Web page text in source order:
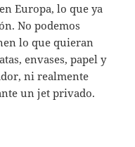
Europa, lo que ya
No podemos
lo que quieran
envases, papel y
ni realmente
un jet privado.